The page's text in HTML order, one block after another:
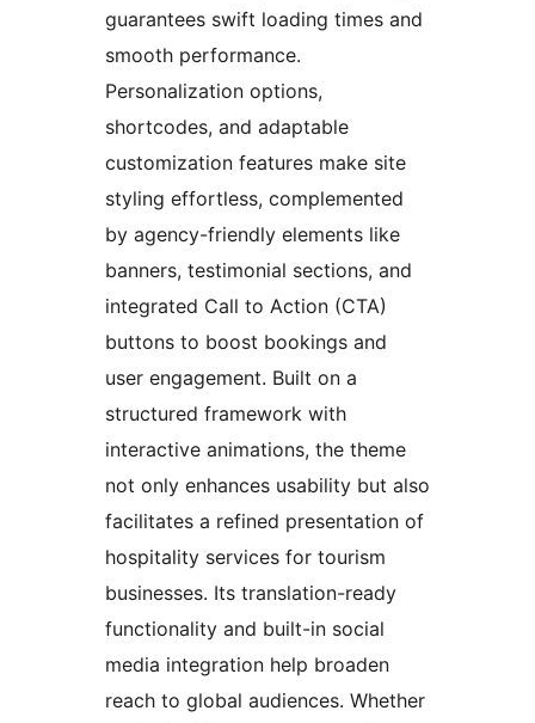
guarantees swift loading times and
smooth performance.
Personalization options,
shortcodes, and adaptable
customization features make site
styling effortless, complemented
by agency-friendly elements like
banners, testimonial sections, and
integrated Call to Action (CTA)
buttons to boost bookings and
user engagement. Built on a
structured framework with
interactive animations, the theme
not only enhances usability but also
facilitates a refined presentation of
hospitality services for tourism
businesses. Its translation-ready
functionality and built-in social
media integration help broaden
reach to global audiences. Whether